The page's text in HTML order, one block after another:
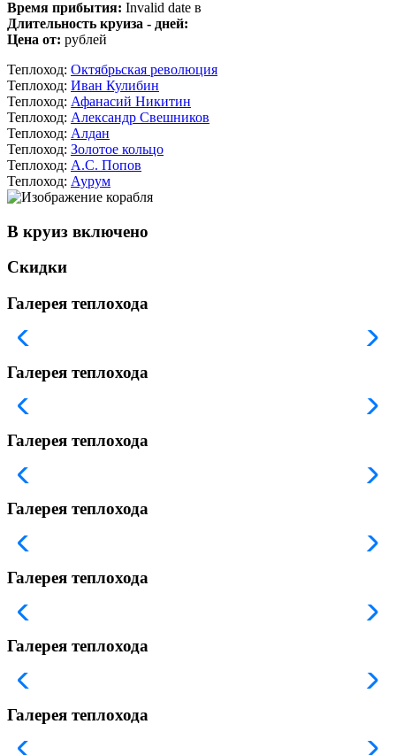
Время прибытия: Invalid date в
Длительность круиза - дней:
Цена от: рублей
Теплоход: Октябрьская революция
Теплоход: Иван Кулибин
Теплоход: Афанасий Никитин
Теплоход: Александр Свешников
Теплоход: Алдан
Теплоход: Золотое кольцо
Теплоход: А.С. Попов
Теплоход: Аурум
В круиз включено
Скидки
Галерея теплохода
Галерея теплохода
Галерея теплохода
Галерея теплохода
Галерея теплохода
Галерея теплохода
Галерея теплохода